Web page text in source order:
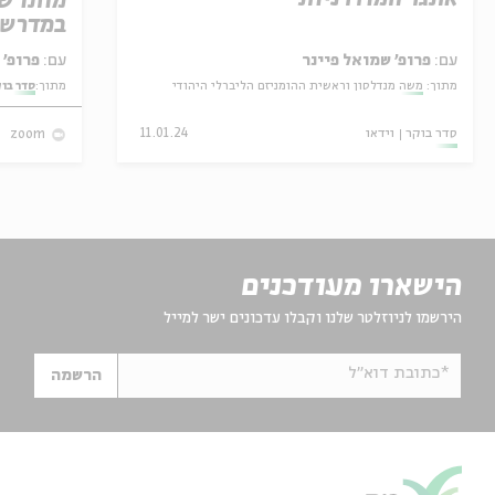
עם: פרופ' שמואל פיינר
מתוך: משה מנדלסון וראשית ההומניזם הליברלי היהודי
סדר בוקר וידאו 11.01.24
עם: פרופ' אביגדור שנאן
מתוך:סדר
zoom
הישארו מעודכנים
הירשמו לניוזלטר שלנו וקבלו עדכונים ישר למייל
*כתובת דוא"ל הרשמה